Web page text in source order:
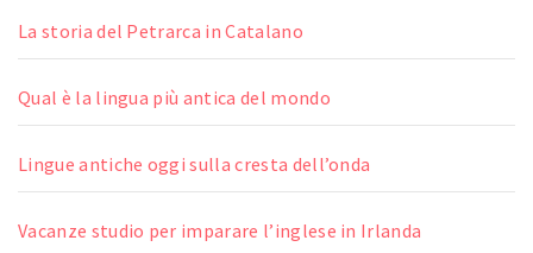
La storia del Petrarca in Catalano
Qual è la lingua più antica del mondo
Lingue antiche oggi sulla cresta dell’onda
Vacanze studio per imparare l’inglese in Irlanda